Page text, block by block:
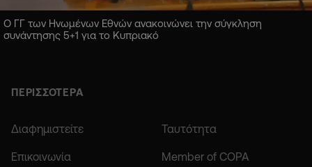
Ο ΓΓ των Ηνωμένων Εθνών ανακοινώνει την σύγκληση
συνάντησης 5+1 για το Κυπριακό
ΠΕΡΙΣΣΟΤΕΡΑ
Διαφημιστείτε Ταυτότητα
Επικοινωνία Member of COPA